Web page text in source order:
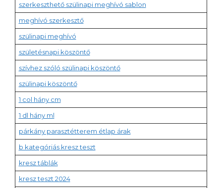
szerkeszthető szülinapi meghívó sablon
meghívó szerkesztő
szülinapi meghívó
születésnapi köszöntő
szívhez szóló szülinapi köszöntő
szülinapi köszöntő
1 col hány cm
1 dl hány ml
párkány parasztétterem étlap árak
b kategóriás kresz teszt
kresz táblák
kresz teszt 2024